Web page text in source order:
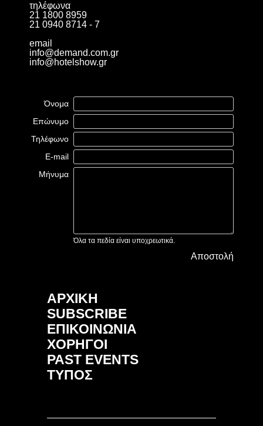
τηλέφωνα
21 1800 8959
21 0940 8714 - 7
email
info@demand.com.gr
info@hotelshow.gr
Όνομα
Επώνυμο
Τηλέφωνο
E-mail
Μήνυμα
Όλα τα πεδία είναι υποχρεωτικά.
Αποστολή
ΑΡΧΙΚΗ
SUBSCRIBE
ΕΠΙΚΟΙΝΩΝΙΑ
ΧΟΡΗΓΟΙ
PAST EVENTS
ΤΥΠΟΣ